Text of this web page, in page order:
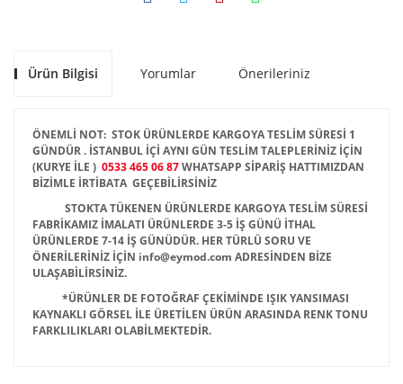
Ürün Bilgisi Yorumlar Önerileriniz
ÖNEMLİ NOT: STOK ÜRÜNLERDE KARGOYA TESLİM SÜRESİ 1
GÜNDÜR . İSTANBUL İÇİ AYNI GÜN TESLİM TALEPLERİNİZ İÇİN
(KURYE İLE ) 0533 465 06 87WHATSAPP SİPARİŞ HATTIMIZDAN
BİZİMLE İRTİBATA GEÇEBİLİRSİNİZ
STOKTA TÜKENEN ÜRÜNLERDE KARGOYA TESLİM SÜRESİ
FABRİKAMIZ İMALATI ÜRÜNLERDE 3-5 İŞ GÜNÜ İTHAL
ÜRÜNLERDE 7-14 İŞ GÜNÜDÜR. HER TÜRLÜ SORU VE
ÖNERİLERİNİZ İÇİN info@eymod.com ADRESİNDEN BİZE
ULAŞABİLİRSİNİZ.
*ÜRÜNLER DE FOTOĞRAF ÇEKİMİNDE IŞIK YANSIMASI
KAYNAKLI GÖRSEL İLE ÜRETİLEN ÜRÜN ARASINDA RENK TONU
FARKLILIKLARI OLABİLMEKTEDİR.